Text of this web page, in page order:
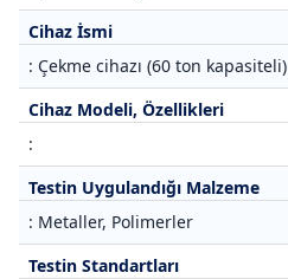
Cihaz İsmi
: Çekme cihazı (60 ton kapasiteli)
Cihaz Modeli, Özellikleri
:
Testin Uygulandığı Malzeme
: Metaller, Polimerler
Testin Standartları